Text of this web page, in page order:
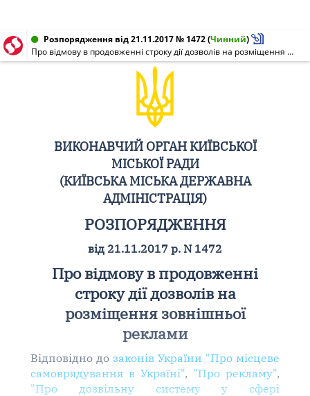
Розпорядження від 21.11.2017 № 1472(Чинний)
Про відмову в продовженні строку дії дозволів на розміщення зовнішньої реклами
ВИКОНАВЧИЙ ОРГАН КИЇВСЬКОЇ
МІСЬКОЇ РАДИ
(КИЇВСЬКА МІСЬКА ДЕРЖАВНА
АДМІНІСТРАЦІЯ)
РОЗПОРЯДЖЕННЯ
від 21.11.2017 р. N 1472
Про відмову в продовженні
строку дії дозволів на
розміщення зовнішньої
реклами
Відповідно до законів України "Про місцеве
самоврядування в Україні", "Про рекламу",
"Про дозвільну систему у сфері